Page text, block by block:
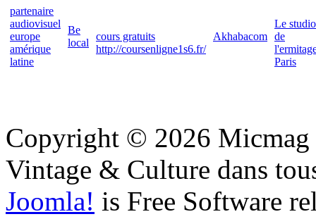
partenaire
audiovisuel
europe
amérique
latine
Be
local
cours gratuits
http://coursenligne1s6.fr/
Akhabacom
Le studio
de
Paris
Copyright © 2026 Micmag
Vintage & Culture dans
Joomla! is Free Software